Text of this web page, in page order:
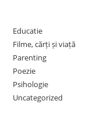
Educatie
Filme, cărți și viață
Parenting
Poezie
Psihologie
Uncategorized